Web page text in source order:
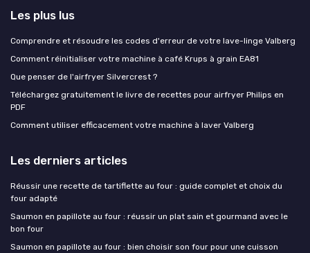
Les plus lus
Comprendre et résoudre les codes d'erreur de votre lave-linge Valberg
Comment réinitialiser votre machine à café Krups à grain EA81
Que penser de l'airfryer Silvercrest ?
Téléchargez gratuitement le livre de recettes pour airfryer Philips en
PDF
Comment utiliser efficacement votre machine à laver Valberg
Les derniers articles
Réussir une recette de tartiflette au four : guide complet et choix du
four adapté
Saumon en papillote au four : réussir un plat sain et gourmand avec le
bon four
Saumon en papillote au four : bien choisir son four pour une cuisson